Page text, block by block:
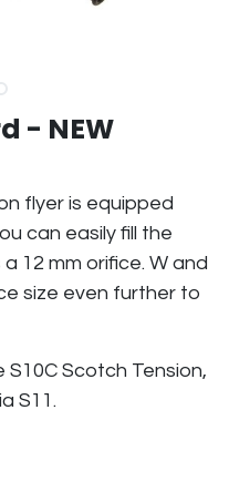
- NEW
flyer is equipped
can easily fill the
12 mm orifice. W and
size even further to
Scotch Tension,
S11.